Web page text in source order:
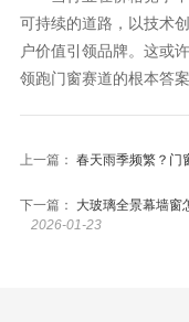
可持续的道路，以技术
户价值引领品牌。这或
领跑门窗赛道的根本答案
上一篇： 春天雨季频繁？门
下一篇： 大玻璃全景幕墙窗
2026-01-23